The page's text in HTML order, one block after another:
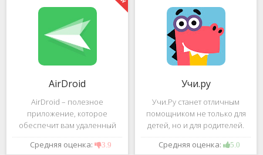
изображением. Столь
с помощью приложения
"Пульт для
AirDroid
AirDroid – полезное
приложение, которое
обеспечит вам удаленный
доступ к вашему смартфону
или планшету при помощи
Средняя оценка: 3.9
Учи.ру
Учи.Ру станет отличным
помощником не только для
детей, но и для родителей.
Это приложение заточено
под изучение различного
Средняя оценка: 5.0